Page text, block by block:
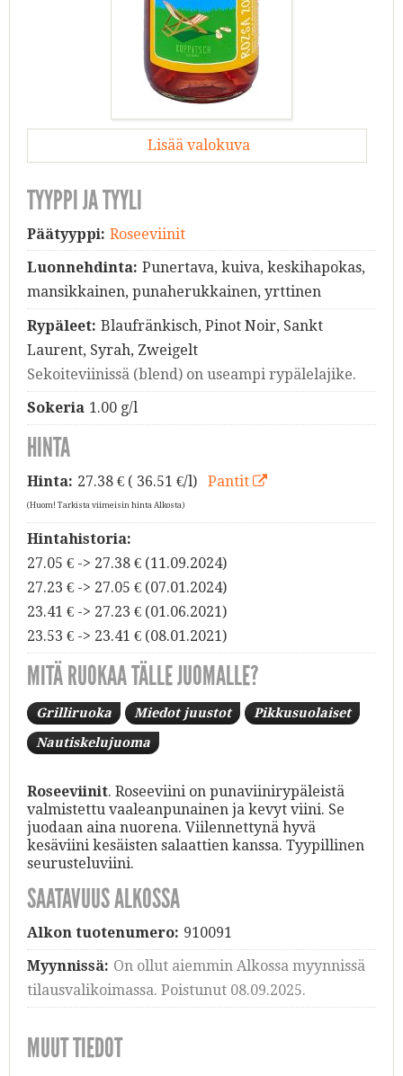
Lisää valokuva
TYYPPI JA TYYLI
Päätyyppi: Roseeviinit
Luonnehdinta: Punertava, kuiva, keskihapokas,
mansikkainen, punaherukkainen, yrttinen
Rypäleet: Blaufränkisch, Pinot Noir, Sankt
Laurent, Syrah, Zweigelt
Sekoiteviinissä (blend) on useampi rypälelajike.
Sokeria 1.00 g/l
HINTA
Hinta: 27.38€ ( 36.51 €/l) Pantit
(Huom! Tarkista viimeisin hinta Alkosta)
Hintahistoria:
27.05 € -> 27.38 € (11.09.2024)
27.23 € -> 27.05 € (07.01.2024)
23.41 € -> 27.23 € (01.06.2021)
23.53 € -> 23.41 € (08.01.2021)
MITÄ RUOKAA TÄLLE JUOMALLE?
Grilliruoka Miedot juustot Pikkusuolaiset
Nautiskelujuoma
Roseeviinit. Roseeviini on punaviinirypäleistä
valmistettu vaaleanpunainen ja kevyt viini. Se
juodaan aina nuorena. Viilennettynä hyvä
kesäviini kesäisten salaattien kanssa. Tyypillinen
seurusteluviini.
SAATAVUUS ALKOSSA
Alkon tuotenumero: 910091
Myynnissä: On ollut aiemmin Alkossa myynnissä
tilausvalikoimassa. Poistunut 08.09.2025.
MUUT TIEDOT